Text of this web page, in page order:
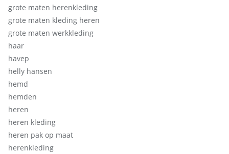
grote maten herenkleding
grote maten kleding heren
grote maten werkkleding
haar
havep
helly hansen
hemd
hemden
heren
heren kleding
heren pak op maat
herenkleding